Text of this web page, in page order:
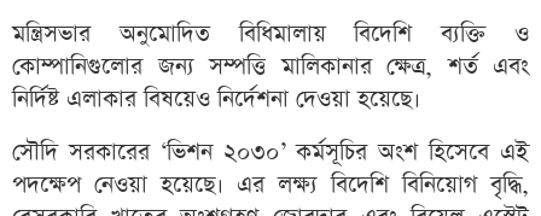
মন্ত্রিসভার অনুমোদিত বিধিমালায় বিদেশি ব্যক্তি ও
কোম্পানিগুলোর জন্য সম্পত্তি মালিকানার ক্ষেত্র, শর্ত এবং
নির্দিষ্ট এলাকার বিষয়েও নির্দেশনা দেওয়া হয়েছে।
সৌদি সরকারের ‘ভিশন ২০৩০’ কর্মসূচির অংশ হিসেবে এই
পদক্ষেপ নেওয়া হয়েছে। এর লক্ষ্য বিদেশি বিনিয়োগ বৃদ্ধি,